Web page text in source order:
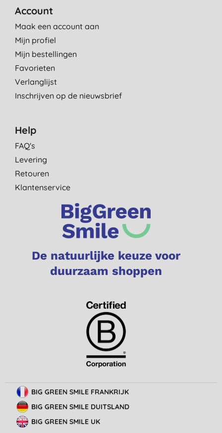
Account
Maak een account aan
Mijn profiel
Mijn bestellingen
Favorieten
Verlanglijst
Inschrijven op de nieuwsbrief
Help
FAQ's
Levering
Retouren
Klantenservice
De natuurlijke keuze voor
duurzaam shoppen
BIG GREEN SMILE FRANKRIJK
BIG GREEN SMILE DUITSLAND
BIG GREEN SMILE UK